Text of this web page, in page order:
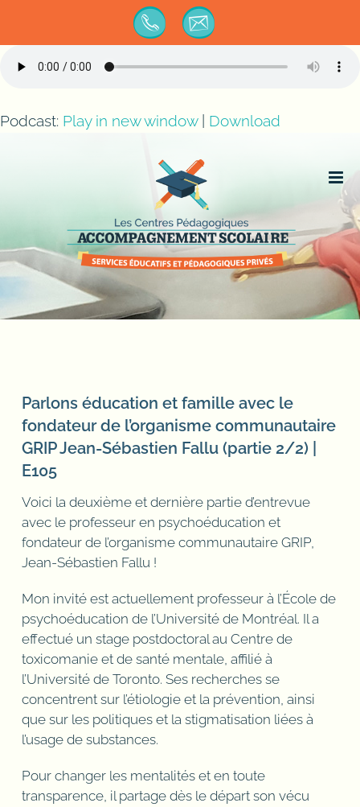
Podcast: Play in new window| Download
Parlons éducation et famille avec le
fondateur de l’organisme communautaire
GRIP Jean-Sébastien Fallu (partie 2/2) |
E105
Voici la deuxième et dernière partie d’entrevue
avec le professeur en psychoéducation et
fondateur de l’organisme communautaire GRIP,
Jean-Sébastien Fallu !
Mon invité est actuellement professeur à l’École de
psychoéducation de l’Université de Montréal. Il a
effectué un stage postdoctoral au Centre de
toxicomanie et de santé mentale, affilié à
l’Université de Toronto. Ses recherches se
concentrent sur l’étiologie et la prévention, ainsi
que sur les politiques et la stigmatisation liées à
l’usage de substances.
Pour changer les mentalités et en toute
transparence, il partage dès le départ son vécu